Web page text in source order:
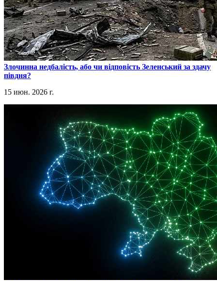
​Злочинна недбалість, або чи відповість Зеленський за здачу
півдня?
15 июн. 2026 г.